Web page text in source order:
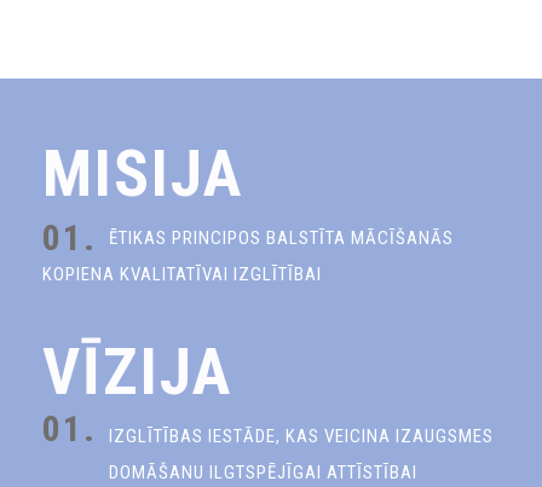
MISIJA
01.
ĒTIKAS PRINCIPOS BALSTĪTA MĀCĪŠANĀS
KOPIENA KVALITATĪVAI IZGLĪTĪBAI
VĪZIJA
01.
IZGLĪTĪBAS IESTĀDE, KAS VEICINA IZAUGSMES
DOMĀŠANU ILGTSPĒJĪGAI ATTĪSTĪBAI